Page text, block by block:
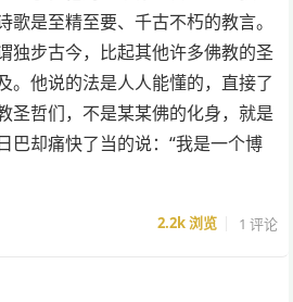
歌是至精至要、千古不朽的教言。
独步古今，比起其他许多佛教的圣
。他说的法是人人能懂的，直接了
圣哲们，不是某某佛的化身，就是
巴却痛快了当的说：“我是一个博
2.2k浏览 1 评论